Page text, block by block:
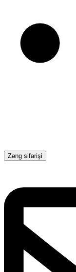
Zəng sifarişi